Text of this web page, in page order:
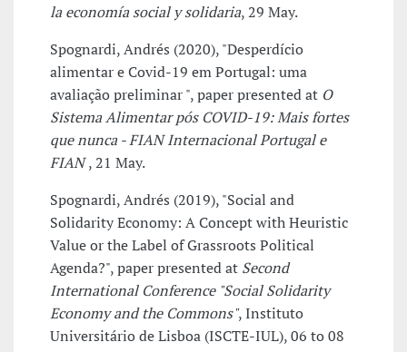
la economía social y solidaria, 29 May.
Spognardi, Andrés (2020), "Desperdício
alimentar e Covid-19 em Portugal: uma
avaliação preliminar ", paper presented at O
Sistema Alimentar pós COVID-19: Mais fortes
que nunca - FIAN Internacional Portugal e
FIAN, 21 May.
Spognardi, Andrés (2019), "Social and
Solidarity Economy: A Concept with Heuristic
Value or the Label of Grassroots Political
Agenda?", paper presented at Second
International Conference "Social Solidarity
Economy and the Commons", Instituto
Universitário de Lisboa (ISCTE-IUL), 06 to 08